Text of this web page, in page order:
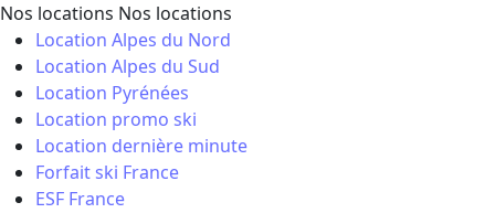
Nos locations Nos locations
Location Alpes du Nord
Location Alpes du Sud
Location Pyrénées
Location promo ski
Location dernière minute
Forfait ski France
ESF France